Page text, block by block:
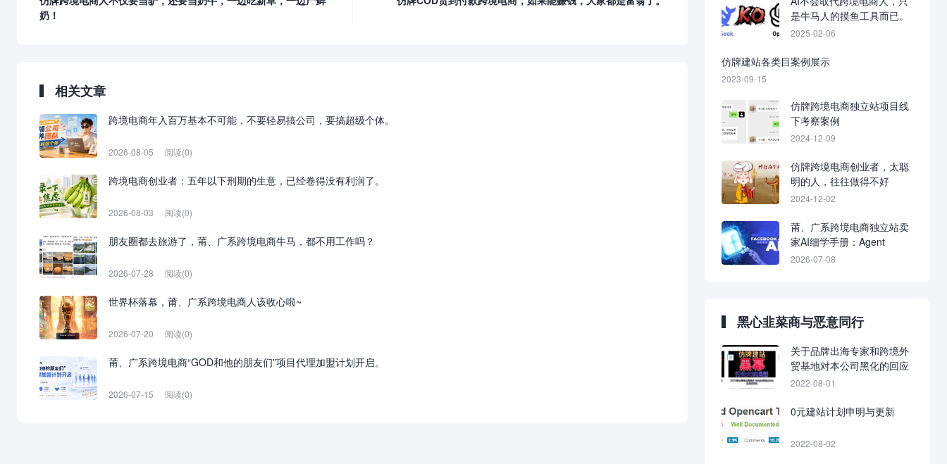
奶！
相关文章
跨境电商年入百万基本不可能，不要轻易搞公司，要搞超级个体。
2026-08-05 阅读(0)
跨境电商创业者：五年以下刑期的生意，已经卷得没有利润了。
2026-08-03 阅读(0)
朋友圈都去旅游了，莆、广系跨境电商牛马，都不用工作吗？
2026-07-28 阅读(0)
世界杯落幕，莆、广系跨境电商人该收心啦~
2026-07-20 阅读(0)
莆、广系跨境电商“GOD和他的朋友们”项目代理加盟计划开启。
2026-07-15 阅读(0)
是牛马人的摸鱼工具而已。
2025-02-06
仿牌建站各类目案例展示
2023-09-15
仿牌跨境电商独立站项目线
下考察案例
2024-12-09
仿牌跨境电商创业者，太聪
明的人，往往做得不好
2024-12-02
莆、广系跨境电商独立站卖
家AI细学手册：Agent
2026-07-08
黑心韭菜商与恶意同行
关于品牌出海专家和跨境外
贸基地对本公司黑化的回应
2022-08-01
0元建站计划申明与更新
2022-08-02